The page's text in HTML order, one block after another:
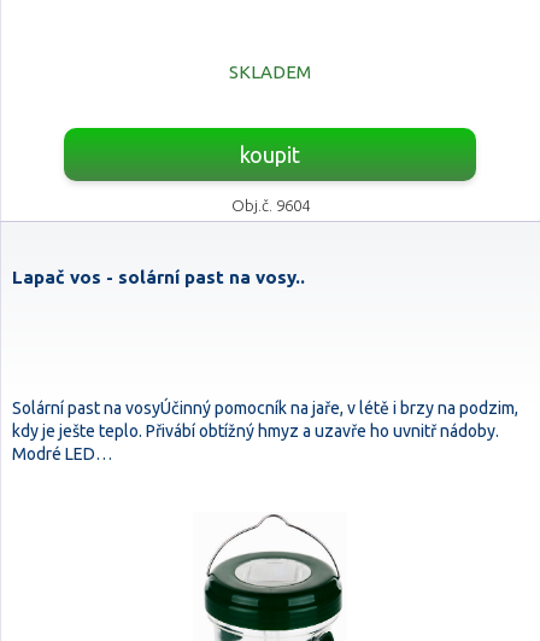
SKLADEM
koupit
Obj.č. 9604
Lapač vos - solární past na vosy..
Solární past na vosyÚčinný pomocník na jaře, v létě i brzy na podzim,
kdy je ješte teplo. Přivábí obtížný hmyz a uzavře ho uvnitř nádoby.
Modré LED…